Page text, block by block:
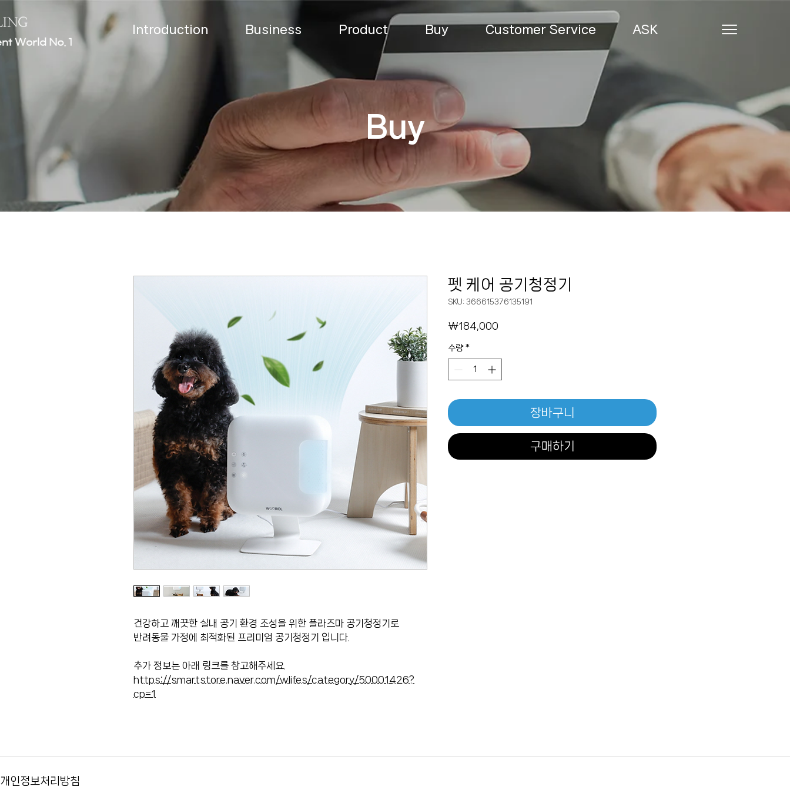
Introduction Business Product Buy Customer Service ASK
Buy
건강하고 깨끗한 실내 공기 환경 조성을 위한 플라즈마 공기청정기로
반려동물 가정에 최적화된 프리미엄 공기청정기 입니다.
추가 정보는 아래 링크를 참고해주세요.
https://smartstore.naver.com/wlifes/category/50001426?
cp=1
펫 케어 공기청정기
SKU: 366615376135191
₩184,000
수량 *
장바구니
구매하기
개인정보처리방침